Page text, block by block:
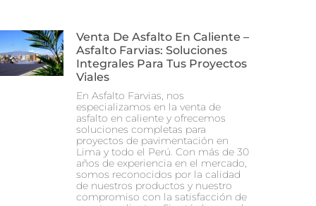
Venta De Asfalto En Caliente –
Asfalto Farvias: Soluciones
Integrales Para Tus Proyectos
Viales
En Asfalto Farvias, nos
especializamos en la venta de
asfalto en caliente y ofrecemos
soluciones completas para
proyectos de pavimentación en
Lima y todo el Perú. Con más de 30
años de experiencia en el mercado,
somos reconocidos por la calidad
de nuestros productos y nuestro
compromiso con la satisfacción de